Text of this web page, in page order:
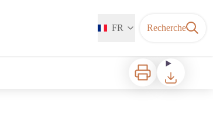
FR Recherche
Imprimer Télécharger